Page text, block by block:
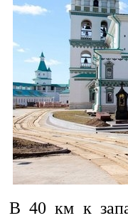
В 40 км к